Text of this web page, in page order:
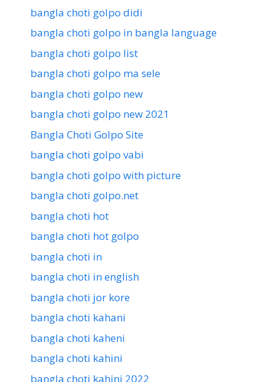
bangla choti golpo didi
bangla choti golpo in bangla language
bangla choti golpo list
bangla choti golpo ma sele
bangla choti golpo new
bangla choti golpo new 2021
Bangla Choti Golpo Site
bangla choti golpo vabi
bangla choti golpo with picture
bangla choti golpo.net
bangla choti hot
bangla choti hot golpo
bangla choti in
bangla choti in english
bangla choti jor kore
bangla choti kahani
bangla choti kaheni
bangla choti kahini
bangla choti kahini 2022